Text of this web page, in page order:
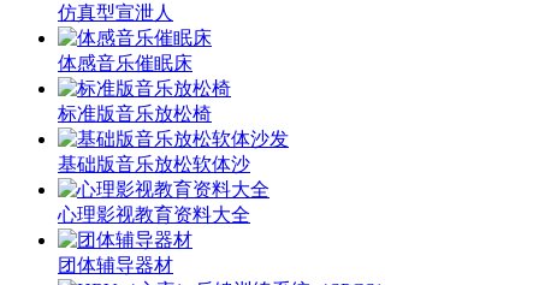
仿真型宣泄人
体感音乐催眠床
标准版音乐放松椅
基础版音乐放松软体沙
心理影视教育资料大全
团体辅导器材